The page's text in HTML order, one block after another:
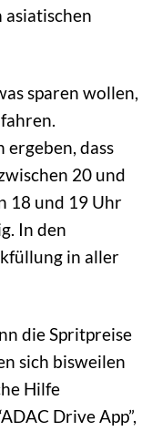
asiatischen
sparen wollen,
ergeben, dass
20 und
18 und 19 Uhr
In den
in aller
die Spritpreise
sich bisweilen
Hilfe
Drive App”,